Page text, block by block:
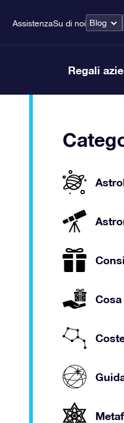
AssistenzaSu di noi Blog
Regali